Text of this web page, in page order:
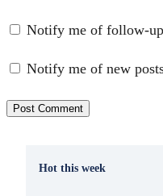
Notify me of follow-
Notify me of new
Hot this week